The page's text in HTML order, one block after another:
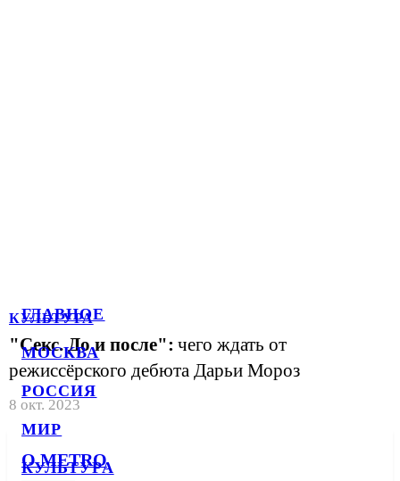
ГЛАВНОЕ
МОСКВА
РОССИЯ
МИР
КУЛЬТУРА
КУЛЬТУРА
"Секс. До и после": чего ждать от
режиссёрского дебюта Дарьи Мороз
8 окт. 2023
О METRO